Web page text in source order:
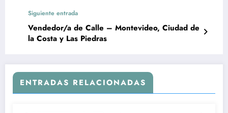
Siguiente entrada
Vendedor/a de Calle – Montevideo, Ciudad de
la Costa y Las Piedras
ENTRADAS RELACIONADAS